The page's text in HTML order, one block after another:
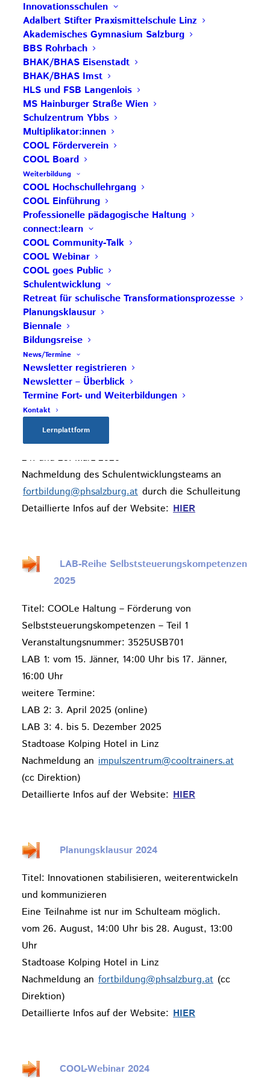
Innovationsschulen
Adalbert Stifter Praxismittelschule Linz
Akademisches Gymnasium Salzburg
BBS Rohrbach
BHAK/BHAS Eisenstadt
BHAK/BHAS Imst
HLS und FSB Langenlois
MS Hainburger Straße Wien
Schulzentrum Ybbs
Multiplikator:innen
COOL Förderverein
COOL Board
Weiterbildung
COOL Hochschullehrgang
COOL Einführung
Professionelle pädagogische Haltung
connect:learn
COOL Community-Talk
COOL Webinar
COOL goes Public
Schulentwicklung
Retreat für schulische Transformationsprozesse
Planungsklausur
Biennale
Bildungsreise
News/Termine
Newsletter registrieren
Newsletter – Überblick
Termine Fort- und Weiterbildungen
Kontakt
Lernplattform
Titel: Hochschullehrgang für Schulentwicklung mit
Cooperativem Offenem Lernen
Eine Teilnahme ist nur im Schulteam möglich.
4 Semester
November 2024 bis April 2026
Nachmeldungen im Team an
hedwig.schitter@phsalzburg.at
Bewerbungsformular
Detaillierte Infos auf der Website:
Retreat für Schulentwickler*innen 2024 –
2026
Titel: Schule als lernende Organisation – Retreat
für Schulentwickler*innen Teil 1
Veranstaltungsnummer: AUB001SZ06
Eine Teilnahme ist nur für Schulleitungsteams
möglich.
4 Semester
Teil 1: vom 22. Oktober, 10:30 Uhr bis 23. Oktober,
15:00 Uhr
SPES Zukunftsakademie Schlierbach
weitere Termine:
25. und 26. Februar 2025
21. und 22. Oktober 2025
24. und 25. März 2026
Nachmeldung des Schulentwicklungsteams an
fortbildung@phsalzburg.at durch die Schulleitung
Detaillierte Infos auf der Website: HIER
LAB-Reihe Selbststeuerungskompetenzen
2025
Titel: COOLe Haltung – Förderung von
Selbststeuerungskompetenzen – Teil 1
Veranstaltungsnummer: 3525USB701
LAB 1: vom 15. Jänner, 14:00 Uhr bis 17. Jänner,
16:00 Uhr
weitere Termine:
LAB 2: 3. April 2025 (online)
LAB 3: 4. bis 5. Dezember 2025
Stadtoase Kolping Hotel in Linz
Nachmeldung an impulszentrum@cooltrainers.at
(cc Direktion)
Detaillierte Infos auf der Website: HIER
Planungsklausur 2024
Titel: Innovationen stabilisieren, weiterentwickeln
und kommunizieren
Eine Teilnahme ist nur im Schulteam möglich.
vom 26. August, 14:00 Uhr bis 28. August, 13:00
Uhr
Stadtoase Kolping Hotel in Linz
Nachmeldung an fortbildung@phsalzburg.at (cc
Direktion)
Detaillierte Infos auf der Website: HIER
COOL-Webinar 2024